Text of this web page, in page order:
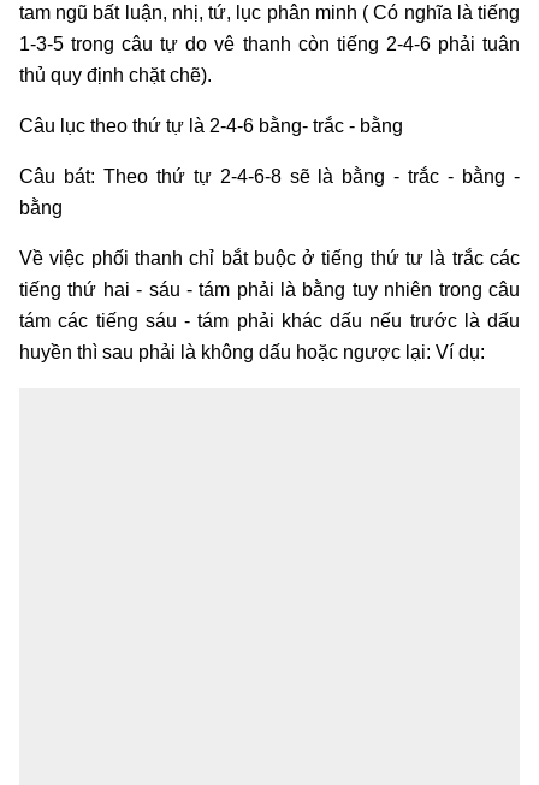
tam ngũ bất luận, nhị, tứ, lục phân minh ( Có nghĩa là tiếng
1-3-5 trong câu tự do vê thanh còn tiếng 2-4-6 phải tuân
thủ quy định chặt chẽ).
Câu lục theo thứ tự là 2-4-6 bằng- trắc - bằng
Câu bát: Theo thứ tự 2-4-6-8 sẽ là bằng - trắc - bằng -
bằng
Về việc phối thanh chỉ bắt buộc ở tiếng thứ tư là trắc các
tiếng thứ hai - sáu - tám phải là bằng tuy nhiên trong câu
tám các tiếng sáu - tám phải khác dấu nếu trước là dấu
huyền thì sau phải là không dấu hoặc ngược lại: Ví dụ: